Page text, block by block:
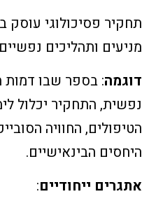
תחקיר פסיכולוגי
מניעים ותהליכים
דוגמה: בספר שבו דמות
נפשית, התחקיר יכלול
הטיפולים, החוויה
היחסים הבינאישיים.
אתגרים ייחודיים: